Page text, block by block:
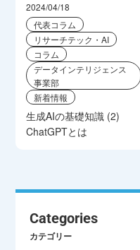
2024/04/18
代表コラム
リサーチテック・AI
コラム
データインテリジェンス
事業部
新着情報
生成AIの基礎知識 (2)
ChatGPTとは
Categories
カテゴリー